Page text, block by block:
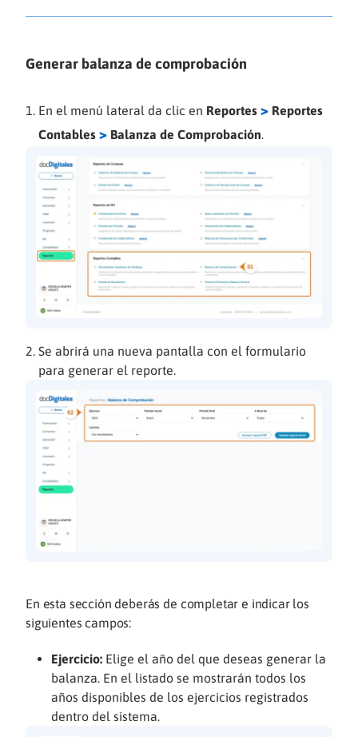
Generar balanza de comprobación
En el menú lateral da clic en Reportes > Reportes
Contables > Balanza de Comprobación.
Se abrirá una nueva pantalla con el formulario
para generar el reporte.
En esta sección deberás de completar e indicar los
siguientes campos:
Ejercicio: Elige el año del que deseas generar la
balanza. En el listado se mostrarán todos los
años disponibles de los ejercicios registrados
dentro del sistema.